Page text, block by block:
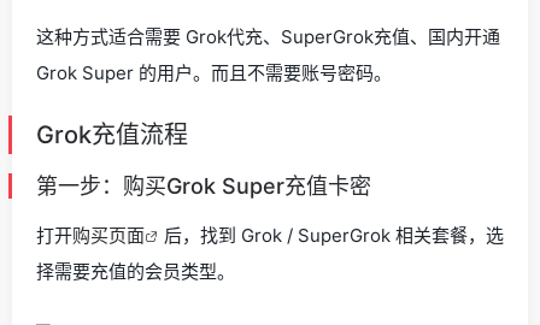
这种方式适合需要 Grok代充、SuperGrok充值、国内开通
Grok Super 的用户。而且不需要账号密码。
Grok充值流程
第一步：购买Grok Super充值卡密
打开购买页面
后，找到 Grok / SuperGrok 相关套餐，选
择需要充值的会员类型。